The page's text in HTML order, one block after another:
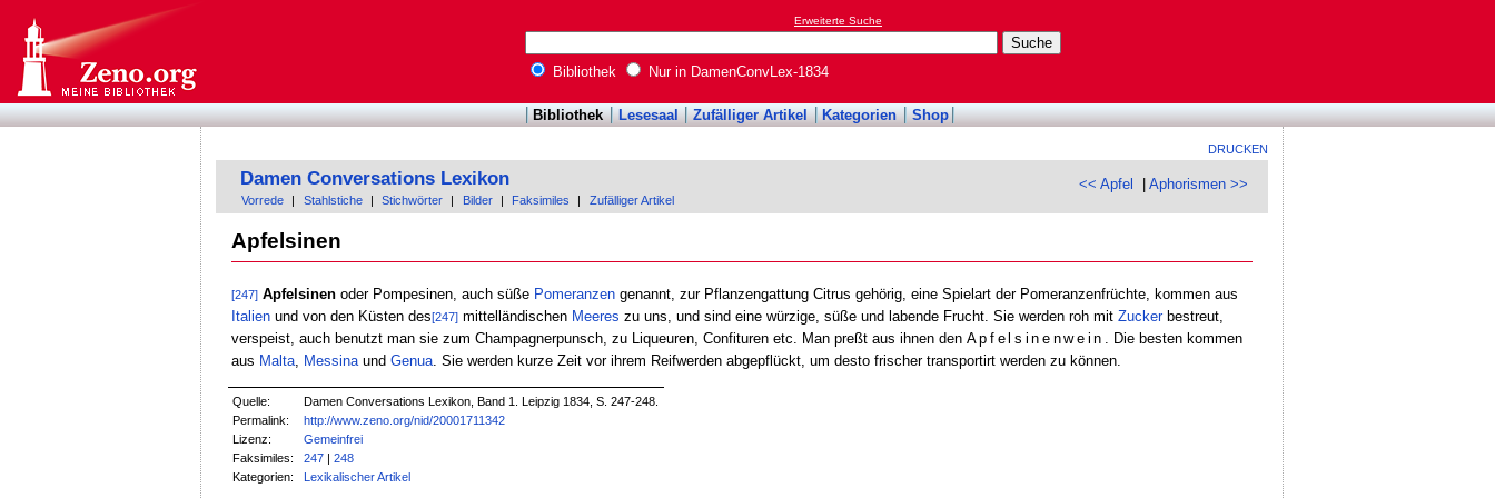
Erweiterte Suche
Bibliothek Nur in DamenConvLex-1834
Bibliothek Lesesaal Zufälliger Artikel Kategorien Shop
DRUCKEN
<< Apfel |Aphorismen >>
Damen Conversations Lexikon
Vorrede Stahlstiche Stichwörter Bilder Faksimiles Zufälliger Artikel
Apfelsinen
[247] Apfelsinenoder Pompesinen, auch süße Pomeranzengenannt, zur Pflanzengattung Citrus gehörig, eine Spielart der Pomeranzenfrüchte, kommen aus
Italienund von den Küsten des[247]mittelländischen Meeres zu uns, und sind eine würzige, süße und labende Frucht. Sie werden roh mit Zuckerbestreut,
verspeist, auch benutzt man sie zum Champagnerpunsch, zu Liqueuren, Confituren etc. Man preßt aus ihnen den Apfelsinenwein
. Die besten kommen
aus Malta, Messinaund Genua. Sie werden kurze Zeit vor ihrem Reifwerden abgepflückt, um desto frischer transportirt werden zu können.
Quelle:
Damen Conversations Lexikon, Band 1. Leipzig 1834, S. 247-248.
Permalink:
http://www.zeno.org/nid/20001711342
Lizenz:
Gemeinfrei
Faksimiles:
247 |248
Kategorien:
Lexikalischer Artikel